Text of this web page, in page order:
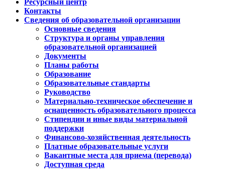
Ресурсный центр
Контакты
Сведения об образовательной организации
Основные сведения
Структура и органы управления
образовательной организацией
Документы
Планы работы
Образование
Образовательные стандарты
Руководство
Материально-техническое обеспечение и
оснащенность образовательного процесса
Стипендии и иные виды материальной
поддержки
Финансово-хозяйственная деятельность
Платные образовательные услуги
Вакантные места для приема (перевода)
Доступная среда